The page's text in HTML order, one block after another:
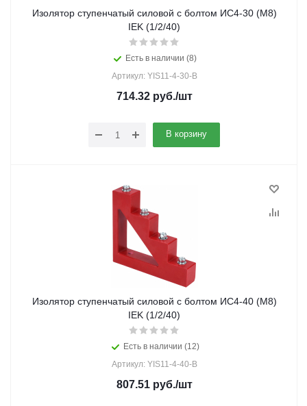
Изолятор ступенчатый силовой с болтом ИС4-30 (М8)
IEK (1/2/40)
Есть в наличии (8)
Артикул: YIS11-4-30-B
714.32руб./шт
В корзину
Изолятор ступенчатый силовой с болтом ИС4-40 (М8)
IEK (1/2/40)
Есть в наличии (12)
Артикул: YIS11-4-40-B
807.51руб./шт